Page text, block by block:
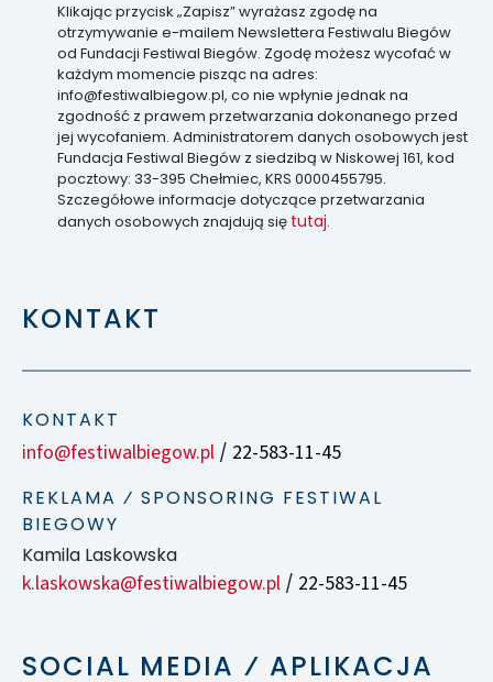
Klikając przycisk „Zapisz” wyrażasz zgodę na
otrzymywanie e-mailem Newslettera Festiwalu Biegów
od Fundacji Festiwal Biegów. Zgodę możesz wycofać w
każdym momencie pisząc na adres:
info@festiwalbiegow.pl, co nie wpłynie jednak na
zgodność z prawem przetwarzania dokonanego przed
jej wycofaniem. Administratorem danych osobowych jest
Fundacja Festiwal Biegów z siedzibą w Niskowej 161, kod
pocztowy: 33-395 Chełmiec, KRS 0000455795.
Szczegółowe informacje dotyczące przetwarzania
danych osobowych znajdują się tutaj.
KONTAKT
KONTAKT
info@festiwalbiegow.pl / 22-583-11-45
REKLAMA ⁄ SPONSORING FESTIWAL
BIEGOWY
Kamila Laskowska
k.laskowska@festiwalbiegow.pl / 22-583-11-45
SOCIAL MEDIA ⁄ APLIKACJA